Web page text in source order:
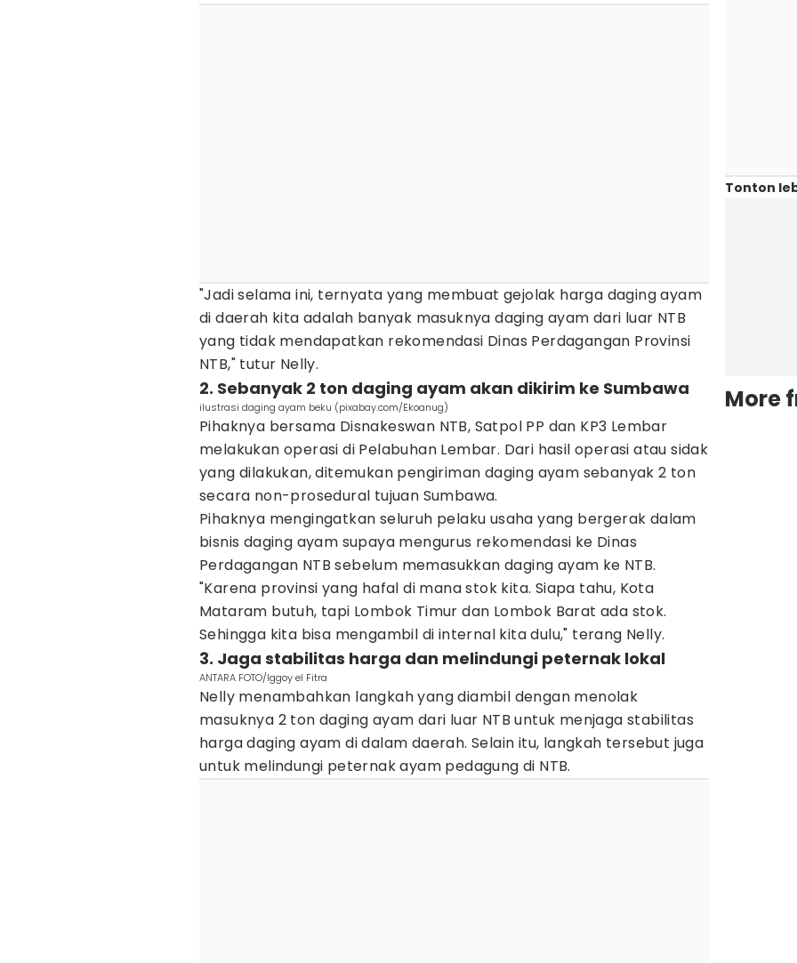
"Jadi selama ini, ternyata yang membuat gejolak harga daging ayam
di daerah kita adalah banyak masuknya daging ayam dari luar NTB
yang tidak mendapatkan rekomendasi Dinas Perdagangan Provinsi
NTB," tutur Nelly.
2. Sebanyak 2 ton daging ayam akan dikirim ke Sumbawa
ilustrasi daging ayam beku (pixabay.com/Ekoanug)
Pihaknya bersama Disnakeswan NTB, Satpol PP dan KP3 Lembar
melakukan operasi di Pelabuhan Lembar. Dari hasil operasi atau sidak
yang dilakukan, ditemukan pengiriman daging ayam sebanyak 2 ton
secara non-prosedural tujuan Sumbawa.
Pihaknya mengingatkan seluruh pelaku usaha yang bergerak dalam
bisnis daging ayam supaya mengurus rekomendasi ke Dinas
Perdagangan NTB sebelum memasukkan daging ayam ke NTB.
"Karena provinsi yang hafal di mana stok kita. Siapa tahu, Kota
Mataram butuh, tapi Lombok Timur dan Lombok Barat ada stok.
Sehingga kita bisa mengambil di internal kita dulu," terang Nelly.
3. Jaga stabilitas harga dan melindungi peternak lokal
ANTARA FOTO/Iggoy el Fitra
Nelly menambahkan langkah yang diambil dengan menolak
masuknya 2 ton daging ayam dari luar NTB untuk menjaga stabilitas
harga daging ayam di dalam daerah. Selain itu, langkah tersebut juga
untuk melindungi peternak ayam pedagung di NTB.
Tonton
More